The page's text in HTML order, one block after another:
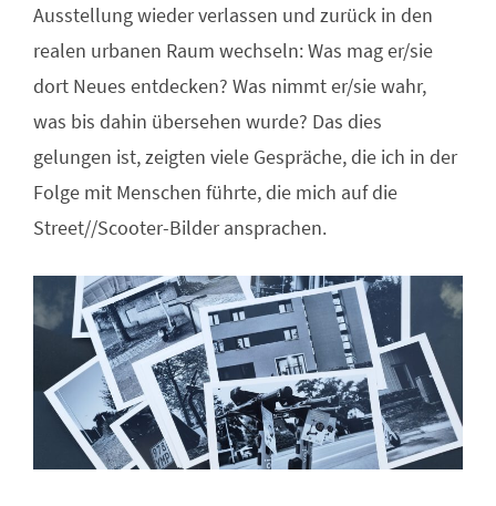
Ausstellung wieder verlassen und zurück in den
realen urbanen Raum wechseln: Was mag er/sie
dort Neues entdecken? Was nimmt er/sie wahr,
was bis dahin übersehen wurde? Das dies
gelungen ist, zeigten viele Gespräche, die ich in der
Folge mit Menschen führte, die mich auf die
Street//Scooter-Bilder ansprachen.